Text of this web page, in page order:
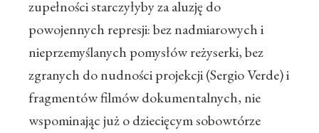
zupełności starczyłyby za aluzję do
powojennych represji: bez nadmiarowych i
nieprzemyślanych pomysłów reżyserki, bez
zgranych do nudności projekcji (Sergio Verde) i
fragmentów filmów dokumentalnych, nie
wspominając już o dziecięcym sobowtórze